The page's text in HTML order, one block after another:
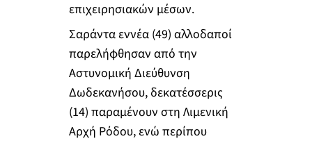
επιχειρησιακών μέσων.
Σαράντα εννέα (49) αλλοδαποί
παρελήφθησαν από την
Αστυνομική Διεύθυνση
Δωδεκανήσου, δεκατέσσερις
(14) παραμένουν στη Λιμενική
Αρχή Ρόδου, ενώ περίπου